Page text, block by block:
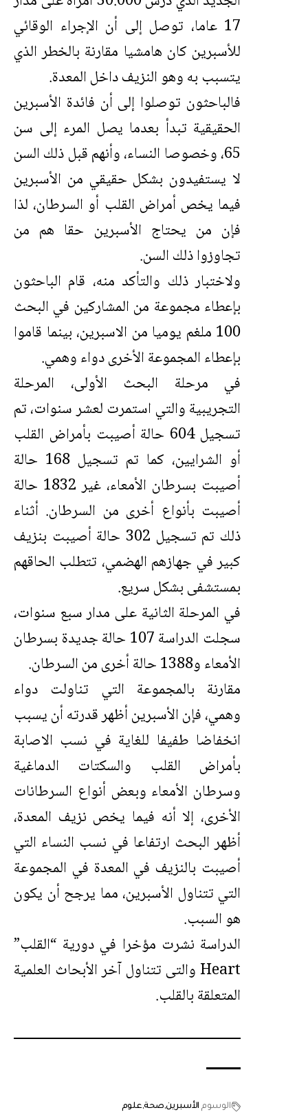
17 عاما، توصل إلى أن الإجراء الوقائي
للأسبرين كان هامشيا مقارنة بالخطر الذي
يتسبب به وهو النزيف داخل المعدة.
فالباحثون توصلوا إلى أن فائدة الأسبرين
الحقيقية تبدأ بعدما يصل المرء إلى سن
65، وخصوصا النساء، وأنهم قبل ذلك السن
لا يستفيدون بشكل حقيقي من الأسبرين
فيما يخص أمراض القلب أو السرطان، لذا
فإن من يحتاج الأسبرين حقا هم من
تجاوزوا ذلك السن.
ولاختبار ذلك والتأكد منه، قام الباحثون
بإعطاء مجموعة من المشاركين في البحث
100 ملغم يوميا من الاسبرين، بينما قاموا
بإعطاء المجموعة الأخرى دواء وهمي.
في مرحلة البحث الأولى، المرحلة
التجريبية والتي استمرت لعشر سنوات، تم
تسجيل 604 حالة أصيبت بأمراض القلب
أو الشرايين، كما تم تسجيل 168 حالة
أصيبت بسرطان الأمعاء، غير 1832 حالة
أصيبت بأنواع أخرى من السرطان. أثناء
ذلك تم تسجيل 302 حالة أصيبت بنزيف
كبير في جهازهم الهضمي، تتطلب الحاقهم
بمستشفى بشكل سريع.
في المرحلة الثانية على مدار سبع سنوات،
سجلت الدراسة 107 حالة جديدة بسرطان
الأمعاء و1388 حالة أخرى من السرطان.
مقارنة بالمجموعة التي تناولت دواء
وهمي، فإن الأسبرين أظهر قدرته أن يسبب
انخفاضا طفيفا للغاية في نسب الاصابة
بأمراض القلب والسكتات الدماغية
وسرطان الأمعاء وبعض أنواع السرطانات
الأخرى، إلا أنه فيما يخص نزيف المعدة،
أظهر البحث ارتفاعا في نسب النساء التي
أصيبت بالنزيف في المعدة في المجموعة
التي تتناول الأسبرين، مما يرجح أن يكون
هو السبب.
الدراسة نشرت مؤخرا في دورية “القلب”
Heart والتى تتناول آخر الأبحاث العلمية
المتعلقة بالقلب.
الوسوم الأسبرين صحة علوم